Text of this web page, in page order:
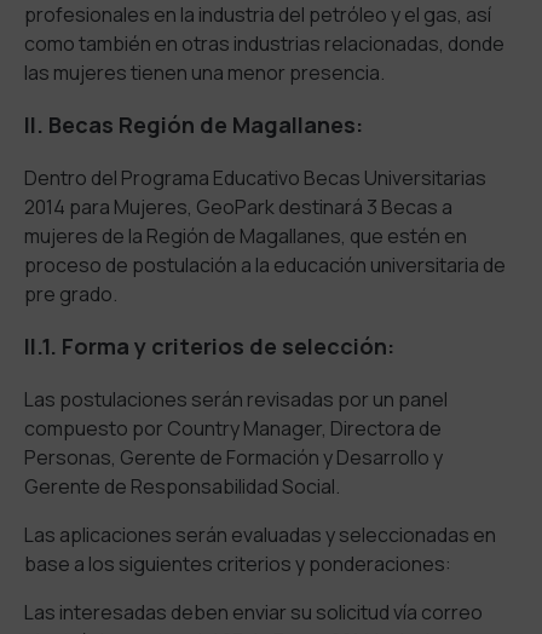
profesionales en la industria del petróleo y el gas, así
como también en otras industrias relacionadas, donde
las mujeres tienen una menor presencia.
II. Becas Región de Magallanes:
Dentro del Programa Educativo Becas Universitarias
2014 para Mujeres, GeoPark destinará 3 Becas a
mujeres de la Región de Magallanes, que estén en
proceso de postulación a la educación universitaria de
pre grado.
II.1. Forma y criterios de selección:
Las postulaciones serán revisadas por un panel
compuesto por Country Manager, Directora de
Personas, Gerente de Formación y Desarrollo y
Gerente de Responsabilidad Social.
Las aplicaciones serán evaluadas y seleccionadas en
base a los siguientes criterios y ponderaciones:
Las interesadas deben enviar su solicitud vía correo